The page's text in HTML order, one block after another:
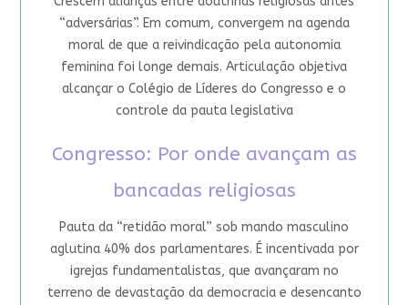
“adversárias”. Em comum, convergem na agenda
moral de que a reivindicação pela autonomia
feminina foi longe demais. Articulação objetiva
alcançar o Colégio de Líderes do Congresso e o
controle da pauta legislativa
Congresso: Por onde avançam as
bancadas religiosas
Pauta da “retidão moral” sob mando masculino
aglutina 40% dos parlamentares. É incentivada por
igrejas fundamentalistas, que avançaram no
terreno de devastação da democracia e desencanto